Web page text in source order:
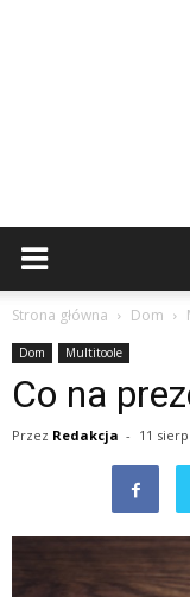
Strona główna Dom
Dom Multitoole
Co na
Przez Redakcja - 11